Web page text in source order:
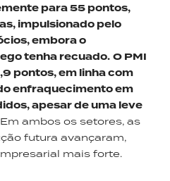
para 55 pontos,
impulsionado pelo
embora o
tenha recuado. O PMI
pontos, em linha com
enfraquecimento em
apesar de uma leve
Em ambos os setores, as
futura avançaram,
mais forte.